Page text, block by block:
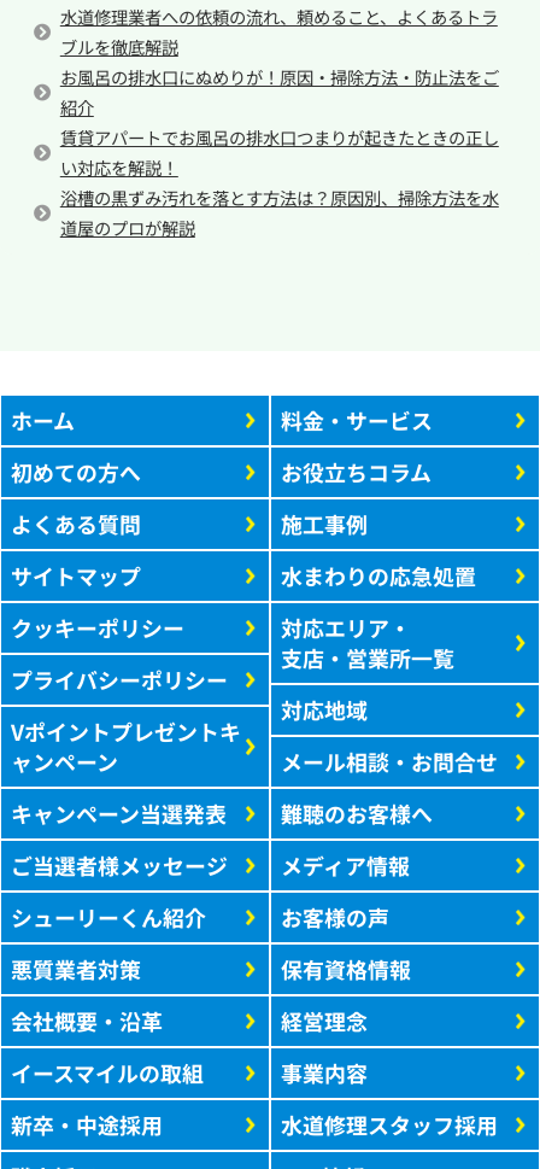
水道修理業者への依頼の流れ、頼めること、よくあるトラ
ブルを徹底解説
お風呂の排水口にぬめりが！原因・掃除方法・防止法をご
紹介
賃貸アパートでお風呂の排水口つまりが起きたときの正し
い対応を解説！
浴槽の黒ずみ汚れを落とす方法は？原因別、掃除方法を水
道屋のプロが解説
ホーム
初めての方へ
よくある質問
サイトマップ
クッキーポリシー
プライバシーポリシー
Vポイントプレゼントキ
ャンペーン
キャンペーン当選発表
ご当選者様メッセージ
シューリーくん紹介
悪質業者対策
会社概要・沿革
イースマイルの取組
新卒・中途採用
料金・サービス
お役立ちコラム
施工事例
水まわりの応急処置
対応エリア・
支店・営業所一覧
対応地域
メール相談・お問合せ
難聴のお客様へ
メディア情報
お客様の声
保有資格情報
経営理念
事業内容
水道修理スタッフ採用